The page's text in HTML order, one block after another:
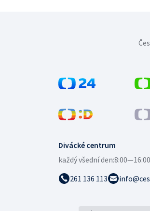
Divácké centrum
každý všední den:
261 136 113